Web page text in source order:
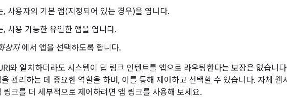
, 사용자의 기본 앱(지정되어 있는 경우)을 엽니다.
, 사용 가능한 유일한 앱을 엽니다.
상자에서 앱을 선택하도록 합니다.
와 일치하더라도 시스템이 딥 링크 인텐트를 앱으로 라우팅한다는 보장은 없습니
관리하는 데 중요한 역할을 하며, 이를 통해 제어하고 선택할 수 있습니다. 자체 웹
크를 더 세부적으로 제어하려면 앱 링크를 사용해 보세요.